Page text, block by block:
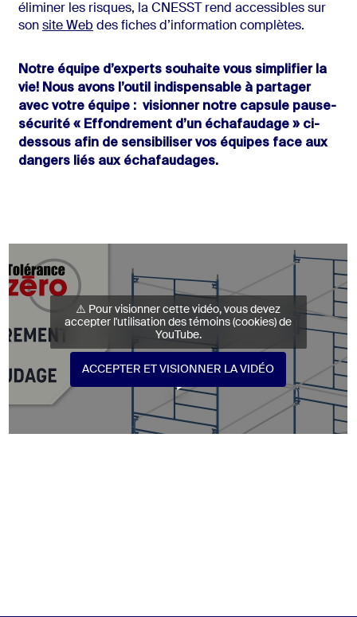
éliminer les risques, la CNESST rend accessibles sur
son site Web des fiches d’information complètes.
Notre équipe d’experts souhaite vous simplifier la
vie! Nous avons l’outil indispensable à partager
avec votre équipe : visionner notre capsule pause-
sécurité « Effondrement d’un échafaudage » ci-
dessous afin de sensibiliser vos équipes face aux
dangers liés aux échafaudages.
⚠️ Pour visionner cette vidéo, vous devez
accepter l'utilisation des témoins (cookies) de
YouTube.
ACCEPTER ET VISIONNER LA VIDÉO
ACCEPTER ET VISIONNER LA VIDÉO